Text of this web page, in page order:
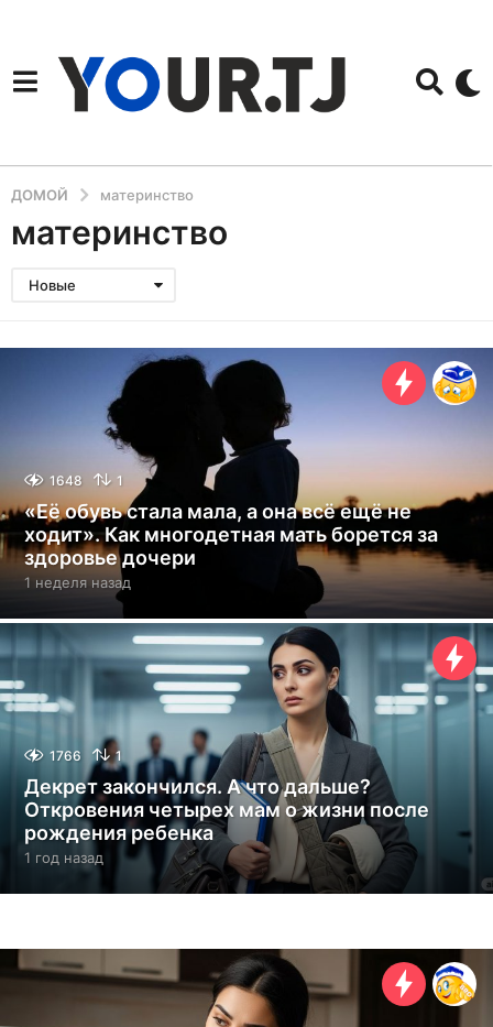
ДОМОЙ материнство
материнство
Новые
1648 1
«Её обувь стала мала, а она всё ещё не
ходит». Как многодетная мать борется за
здоровье дочери
1 неделя назад
е
д
е
я
з
а
д
1766 1
Декрет закончился. А что дальше?
Откровения четырех мам о жизни после
рождения ребенка
1 год назад
о
з